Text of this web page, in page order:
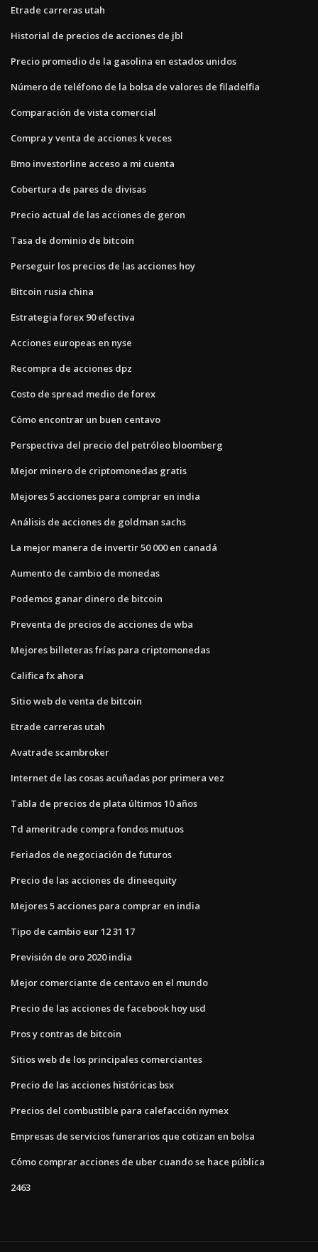
Etrade carreras utah
Historial de precios de acciones de jbl
Precio promedio de la gasolina en estados unidos
Número de teléfono de la bolsa de valores de filadelfia
Comparación de vista comercial
Compra y venta de acciones k veces
Bmo investorline acceso a mi cuenta
Cobertura de pares de divisas
Precio actual de las acciones de geron
Tasa de dominio de bitcoin
Perseguir los precios de las acciones hoy
Bitcoin rusia china
Estrategia forex 90 efectiva
Acciones europeas en nyse
Recompra de acciones dpz
Costo de spread medio de forex
Cómo encontrar un buen centavo
Perspectiva del precio del petróleo bloomberg
Mejor minero de criptomonedas gratis
Mejores 5 acciones para comprar en india
Análisis de acciones de goldman sachs
La mejor manera de invertir 50 000 en canadá
Aumento de cambio de monedas
Podemos ganar dinero de bitcoin
Preventa de precios de acciones de wba
Mejores billeteras frías para criptomonedas
Califica fx ahora
Sitio web de venta de bitcoin
Etrade carreras utah
Avatrade scambroker
Internet de las cosas acuñadas por primera vez
Tabla de precios de plata últimos 10 años
Td ameritrade compra fondos mutuos
Feriados de negociación de futuros
Precio de las acciones de dineequity
Mejores 5 acciones para comprar en india
Tipo de cambio eur 12 31 17
Previsión de oro 2020 india
Mejor comerciante de centavo en el mundo
Precio de las acciones de facebook hoy usd
Pros y contras de bitcoin
Sitios web de los principales comerciantes
Precio de las acciones históricas bsx
Precios del combustible para calefacción nymex
Empresas de servicios funerarios que cotizan en bolsa
Cómo comprar acciones de uber cuando se hace pública
2463